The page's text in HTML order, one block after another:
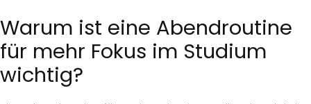
Warum ist eine Abendroutine
für mehr Fokus im Studium
wichtig?